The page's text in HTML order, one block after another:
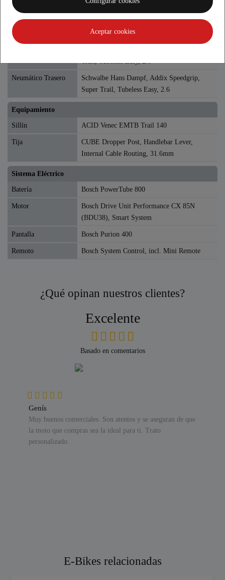
Llantas
CUBE EX30, 32H, Disc, Tubeless Ready
Neumático Trasero
Schwalbe Hans Dampf, Addix Speedgrip,
Super Trail, Tubeless Easy, 2.6
Equipamiento
Sillín
ACID Venec EMTB Trail 140
Tija
CUBE Dropper Post, Handlebar Lever,
Internal Cable Routing, 31.6mm
Sistema Eléctrico
Batería
Bosch PowerTube 800
Motor
Bosch Drive Unit Performance CX 85N
(BDU38), Smart System
Pantalla Bosch Purion 400
Remoto Bosch System Control, incl. Mini Remote
¿Qué opinan nuestros clientes?
Excelente
Basado en comentarios
Genís
Muy buenos comerciales. Son atentos y se aseguran de que
la moto que compras sea la ideal para ti. Trato
personalizado.
E-Bikes relacionadas
Aceptar cookies